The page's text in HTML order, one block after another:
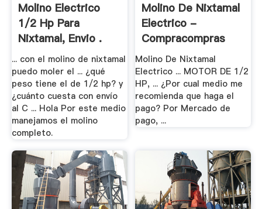
Molino Electrico
1/2 Hp Para
Nixtamal, Envio .
... con el molino de nixtamal
puedo moler el ... ¿qué
peso tiene el de 1/2 hp? y
¿cuánto cuesta con envío
al C ... Hola Por este medio
manejamos el molino
completo.
Molino De Nixtamal
Electrico -
Compracompras
Molino De Nixtamal
Electrico ... MOTOR DE 1/2
HP, ... ¿Por cual medio me
recomienda que haga el
pago? Por Mercado de
pago, ...